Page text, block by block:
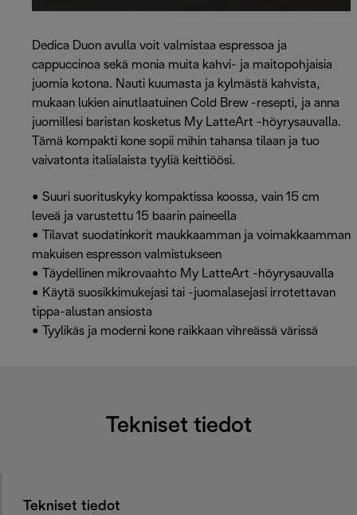
Dedica Duon avulla voit valmistaa espressoa ja
cappuccinoa sekä monia muita kahvi- ja maitopohjaisia
juomia kotona. Nauti kuumasta ja kylmästä kahvista,
mukaan lukien ainutlaatuinen Cold Brew -resepti, ja anna
juomillesi baristan kosketus My LatteArt -höyrysauvalla.
Tämä kompakti kone sopii mihin tahansa tilaan ja tuo
vaivatonta italialaista tyyliä keittiöösi.
• Suuri suorituskyky kompaktissa koossa, vain 15 cm
leveä ja varustettu 15 baarin paineella
• Tilavat suodatinkorit maukkaamman ja voimakkaamman
makuisen espresson valmistukseen
• Täydellinen mikrovaahto My LatteArt -höyrysauvalla
• Käytä suosikkimukejasi tai -juomalasejasi irrotettavan
tippa-alustan ansiosta
• Tyylikäs ja moderni kone raikkaan vihreässä värissä
Tekniset tiedot
Tekniset tiedot